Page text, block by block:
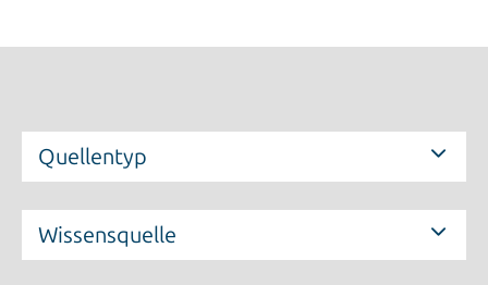
Quellentyp
Wissensquelle